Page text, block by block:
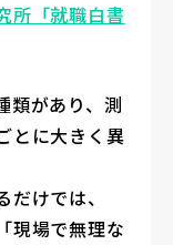
所「就職白書
類があり、測
とに大きく異
けでは、
現場で無理な